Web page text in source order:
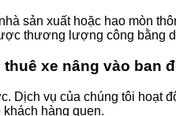
sản xuất hoặc hao mòn
thương lượng công bằng
thuê xe nâng vào ban
Dịch vụ của chúng tôi hoạt
khách hàng quen.